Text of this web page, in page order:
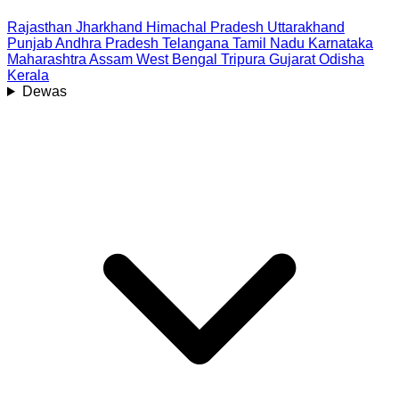
Rajasthan Jharkhand Himachal Pradesh Uttarakhand
PunjabAndhra Pradesh Telangana Tamil Nadu Karnataka
Maharashtra Assam West Bengal Tripura Gujarat Odisha
Kerala
Dewas